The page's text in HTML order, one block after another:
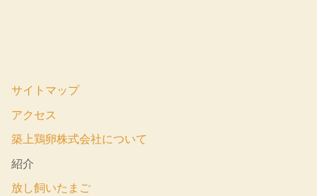
サイトマップ
アクセス
築上鶏卵株式会社について
紹介
放し飼いたまご